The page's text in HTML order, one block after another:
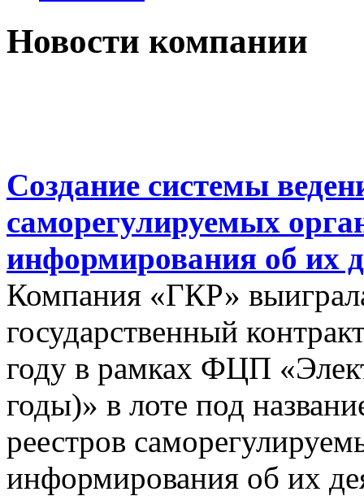
Новости компании
Создание системы
саморегулируемых
информирования об их
Компания «ГКР»
государственный
году в рамках ФЦП
годы)» в лоте под
реестров
информирования об их